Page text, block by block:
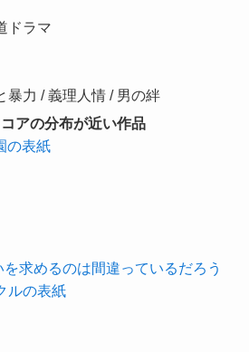
ドラマ
暴力 / 義理人情 / 男の絆
アの分布が近い作品